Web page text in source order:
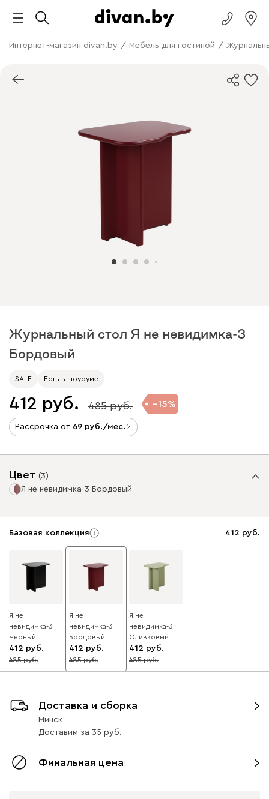
Интернет-магазин divan.by / Мебель для гостиной /
Журнальный стол Я не невидимка-3
Бордовый
SALE Есть в шоуруме
412 485 15
Рассрочка от 69 /мес.
Цвет (3)
Я не невидимка-3 Бордовый
Базовая коллекция 412
Я не
невидимка-3
Черный
412
15
485
Я не
невидимка-3
Бордовый
412
15
485
Я не
невидимка-3
Оливковый
412
15
485
Доставка и сборка
Минск
Доставим за 35
Финальная цена